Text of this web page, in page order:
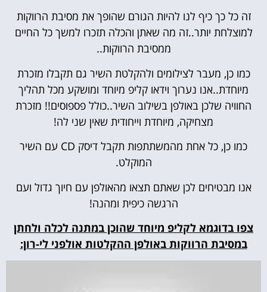
זה כל כך כיף לנו להיות הגורם שהופך את מסיבת הרווקות
למוצלחת יותר..זה מה שאתן והכלה תזכרו למשך כל החיים
ממסיבת הרווקות..
כמו כן, מעבר לצילומים ולהקלטת השיר גם תקבלו מזכרת
מיוחדת..אנו נערוך וידאו קליפ מיוחד ומושקע מכל תהליך
החוויה שלכן באולפן בשילוב השיר..כולל פספוסים!! מזכרת
מצחיקה, מיוחדת וייחודית שאין שני לה!
כמו כן, כל אחת מהמשתתפות תקבל דיסק CD עם השיר
המוקלט.
אנו מבטיחים לכן שאתם תצאו מהאולפן עם חיוך גדול ועם
הרגשה כיפית ומהנה!
צפו בדוגמא לקליפ מיוחד שהוכן במתנה לכלה ולחתן
במסיבת הרווקות באולפן ההקלטות אולפני לי-רון: